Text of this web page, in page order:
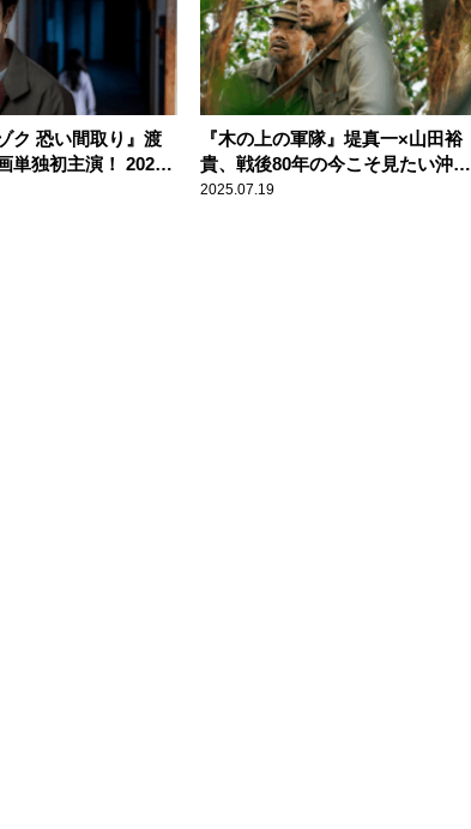
ク 恐い間取り』渡
単独初主演！ 2025
『木の上の軍隊』堤真一×山田裕
貴、戦後80年の今こそ見たい沖縄
映画
2025.07.19